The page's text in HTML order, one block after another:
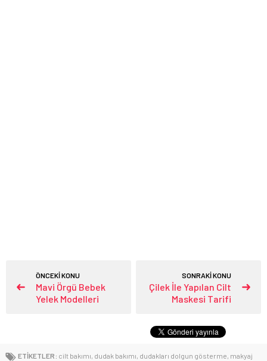
ÖNCEKİ KONU
Mavi Örgü Bebek
Yelek Modelleri
SONRAKİ KONU
Çilek İle Yapılan Cilt
Maskesi Tarifi
ETİKETLER: cilt bakımı, dudak bakımı, dudakları dolgun gösterme, makyaj